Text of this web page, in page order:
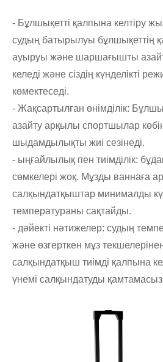
- Бұлшықетті қалпына келтіру
судың батырылуы бұлшықеттің
ауыруы және шаршағышты
келеді және сіздің күнделікті
көмектеседі.
- Жақсартылған өнімділік:
азайту арқылы спортшылар
шыдамдылықты жиі сезінеді.
- ыңғайлылық пен тиімділік:
сөмкелері жоқ. Мұзды ваннаға
салқындатқыштар минималды
температураны сақтайды.
- дәйекті нәтижелер: судың
және өзгерткен мұз
салқындатқыш тиімді қалпына
үнемі салқындатуды қамтамасыз